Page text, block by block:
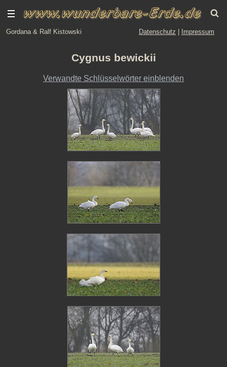
Gordana & Ralf Kistowski Datenschutz Impressum
Cygnus bewickii
Verwandte Schlüsselwörter einblenden